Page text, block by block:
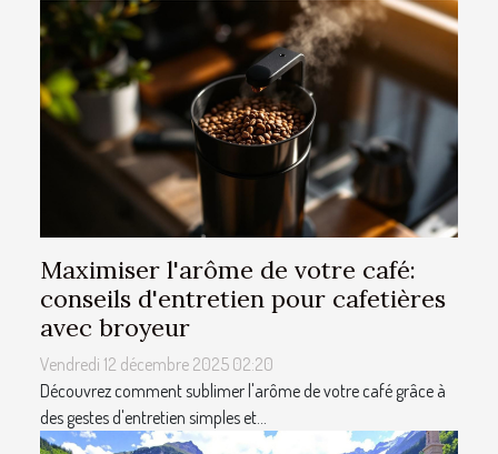
Maximiser l'arôme de votre café:
conseils d'entretien pour cafetières
avec broyeur
Vendredi 12 décembre 2025 02:20
Découvrez comment sublimer l'arôme de votre café grâce à
des gestes d'entretien simples et...